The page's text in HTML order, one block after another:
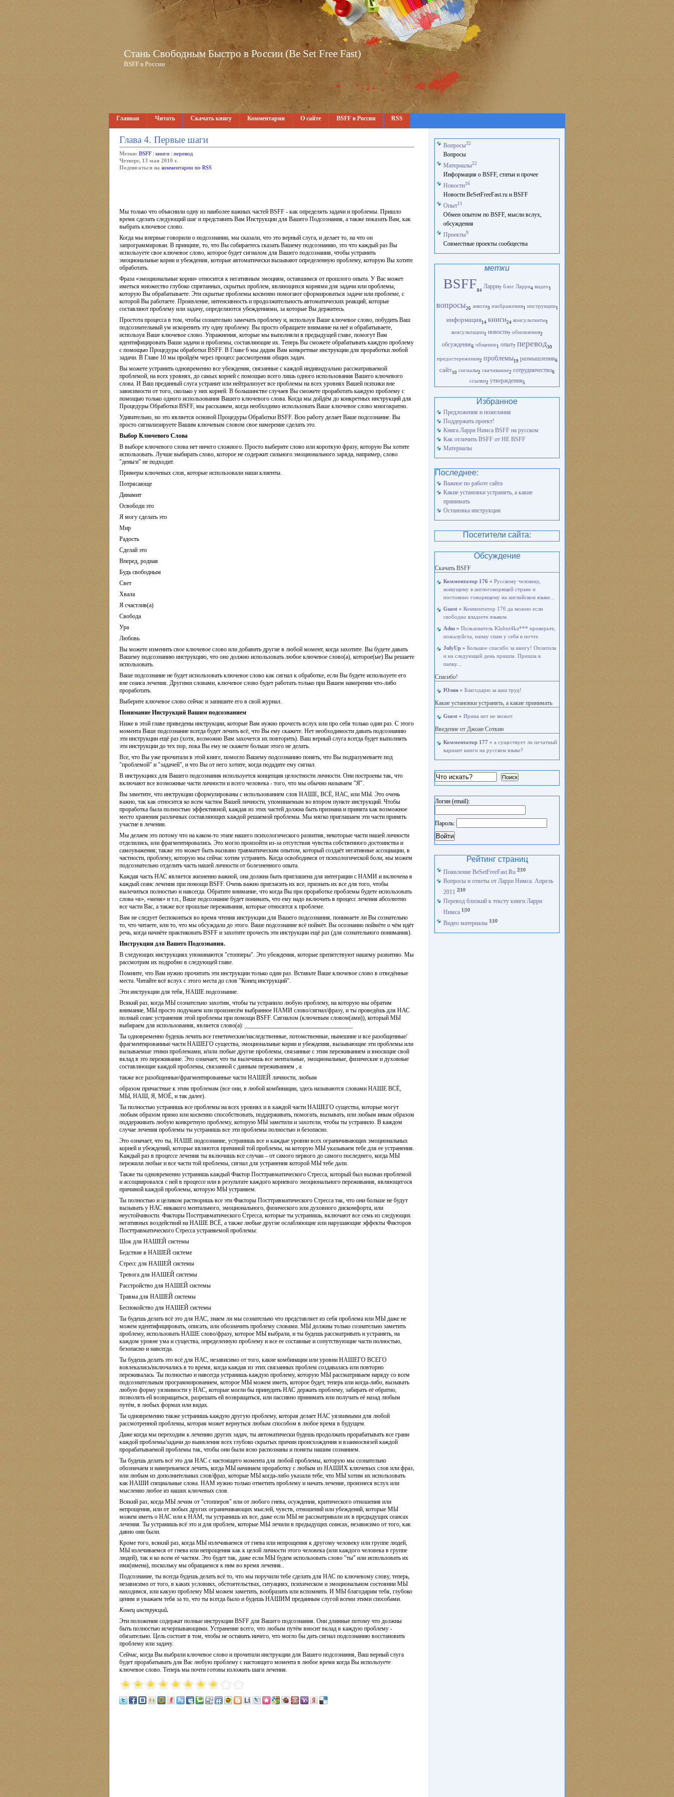
Стань Свободным Быстро в России (Be Set Free Fast)
BSFF в России
Главная Читать Скачать книгу Комментарии О сайте BSFF в России RSS
Глава 4. Первые шаги
Метки: BSFF книги
перевод
Четверг, 13 мая 2010 г.
Подписаться на комментарии по RSS
Мы только что объяснили одну из наиболее важных частей BSFF - как определять задачи и проблемы. Пришло
время сделать следующий шаг и представить Вам Инструкции для Вашего Подсознания, а также показать Вам, как
выбрать ключевое слово.
Когда мы впервые говорили о подсознании, мы сказали, что это верный слуга, и делает то, на что он
запрограммирован. В принципе, то, что Вы собираетесь сказать Вашему подсознанию, это что каждый раз Вы
используете свое ключевое слово, которое будет сигналом для Вашего подсознания, чтобы устранить
эмоциональные корни и убеждения, которые автоматически вызывают определенную проблему, которую Вы хотите
обработать.
Фраза «эмоциональные корни» относится к негативным эмоциям, оставшимся от прошлого опыта. У Вас может
иметься множество глубоко спрятанных, скрытых проблем, являющихся корнями для задачи или проблемы,
которую Вы обрабатываете. Эти скрытые проблемы косвенно помогают сформироваться задаче или проблеме, с
которой Вы работаете. Проявление, интенсивность и продолжительность автоматических реакций, которые
составляют проблему или задачу, определяются убеждениями, за которые Вы держитесь.
Простота процесса в том, чтобы сознательно замечать проблему и, используя Ваше ключевое слово, побудить Ваш
подсознательный ум искоренить эту одну проблему. Вы просто обращаете внимание на неё и обрабатываете,
используя Ваше ключевое слово. Упражнения, которые мы выполняли в предыдущей главе, помогут Вам
идентифицировать Ваши задачи и проблемы, составляющие их. Теперь Вы сможете обрабатывать каждую проблему
с помощью Процедуры обработки BSFF. В Главе 6 мы дадим Вам конкретные инструкции для проработки любой
задачи. В Главе 10 мы пройдём через процесс рассмотрения общих задач.
Вы можете устранить одновременно все убеждения, связанные с каждой индивидуально рассматриваемой
проблемой, на всех уровнях, до самых корней с помощью всего лишь одного использования Вашего ключевого
слова. И Ваш преданный слуга устранит или нейтрализует все проблемы на всех уровнях Вашей психики вне
зависимости от того, сколько у них корней. В большинстве случаев Вы сможете проработать каждую проблему с
помощью только одного использования Вашего ключевого слова. Когда мы дойдём до конкретных инструкций для
Процедуры Обработки BSFF, мы расскажем, когда необходимо использовать Ваше ключевое слово многократно.
Удивительно, но это является основой Процедуры Обработки BSFF. Всю работу делает Ваше подсознание. Вы
просто сигнализируете Вашим ключевым словом свое намерение сделать это.
Выбор Ключевого Слова
В выборе ключевого слова нет ничего сложного. Просто выберите слово или короткую фразу, которую Вы хотите
использовать. Лучше выбирать слово, которое не содержит сильного эмоционального заряда, например, слово
"деньги" не подходит.
Примеры ключевых слов, которые использовали наши клиенты.
Потрясающе
Динамит
Освободи это
Я могу сделать это
Мир
Радость
Сделай это
Вперед, родная
Будь свободным
Свет
Хвала
Я счастлив(а)
Свобода
Ура
Любовь
Вы можете изменить свое ключевое слово или добавить другие в любой момент, когда захотите. Вы будете давать
Вашему подсознанию инструкцию, что оно должно использовать любое ключевое слово(а), которое(ые) Вы решаете
использовать.
Ваше подсознание не будет использовать ключевое слово как сигнал к обработке, если Вы будете используете его
вне сеанса лечения. Другими словами, ключевое слово будет работать только при Вашем намерении что-либо
проработать.
Выберите ключевое слово сейчас и запишите его в свой журнал.
Понимание Инструкций Вашим подсознанием
Ниже в этой главе приведены инструкции, которые Вам нужно прочесть вслух или про себя только один раз. С этого
момента Ваше подсознание всегда будет лечить всё, что Вы ему скажете. Нет необходимости давать подсознанию
эти инструкции ещё раз (хотя, возможно Вам захочется их повторить). Ваш верный слуга всегда будет выполнять
эти инструкции до тех пор, пока Вы ему не скажете больше этого не делать.
Все, что Вы уже прочитали в этой книге, помогло Вашему подсознанию понять, что Вы подразумеваете под
"проблемой" и "задачей", и что Вы от него хотите, когда подадите ему сигнал.
В инструкциях для Вашего подсознания используется концепция целостности личности. Они построены так, что
включают все возможные части личности и всего человека - того, что мы обычно называем "Я".
Вы заметите, что инструкции сформулированы с использованием слов НАШЕ, ВСЁ, НАС, или МЫ. Это очень
важно, так как относится ко всем частям Вашей личности, упоминаемым во втором пункте инструкций. Чтобы
проработка была полностью эффективной, каждая из этих частей должна быть признана и принята как возможное
место хранения различных составляющих каждой решаемой проблемы. Мы мягко приглашаем эти части принять
участие в лечении.
Мы делаем это потому что на каком-то этапе нашего психологического развития, некоторые части нашей личности
отделились, или фрагментировались. Это могло произойти из-за отсутствия чувства собственного достоинства и
самоуважения; также это может быть вызвано травматическим опытом, который создаёт негативные ассоциации, в
частности, проблему, которую мы сейчас хотим устранить. Когда освободимся от психологической боли, мы можем
подсознательно отделить часть нашей личности от болезненного опыта.
Каждая часть НАС является жизненно важной, она должна быть приглашена для интеграции с НАМИ и включена в
каждый сеанс лечения при помощи BSFF. Очень важно пригласить их все, признать их все для того, чтобы
вылечиться полностью и навсегда. Обратите внимание, что когда Вы при проработке проблемы будете использовать
слова «я», «меня» и т.п., Ваше подсознание будет понимать, что ему надо включить в процесс лечения абсолютно
все части Вас, а также все прошлые переживания, которые относятся к проблеме.
Вам не следует беспокоиться во время чтения инструкции для Вашего подсознания, понимаете ли Вы сознательно
то, что читаете, или то, что мы обсуждали до этого. Ваше подсознание всё поймёт. Вы осознанно поймёте о чём идёт
речь, когда начнёте практиковать BSFF и захотите прочесть эти инструкции ещё раз (для сознательного понимания).
Инструкции для Вашего Подсознания.
В следующих инструкциях упоминаются "стопперы". Это убеждения, которые препятствуют нашему развитию. Мы
рассмотрим их подробно в следующей главе.
Помните, что Вам нужно прочитать эти инструкции только один раз. Вставьте Ваше ключевое слово в отведённые
места. Читайте всё вслух с этого места до слов "Конец инструкций".
Эти инструкции для тебя, НАШЕ подсознание.
Всякий раз, когда МЫ сознательно захотим, чтобы ты устранило любую проблему, на которую мы обратим
внимание, МЫ просто подумаем или произнесём выбранное НАМИ слово/сигнал/фразу, и ты проведёшь для НАС
полный сеанс устранения этой проблемы при помощи BSFF. Сигналом (ключевым словом(ами)), который МЫ
выбираем для использования, является слово(а): ____________________________________
Ты одновременно будешь лечить все генетические/наследственные, потомственные, нынешние и все разобщенные/
фрагментированные части НАШЕГО существа, эмоциональные корни и убеждения, вызывающие эти проблемы или
вызываемые этими проблемами, и/или любые другие проблемы, связанные с этим переживанием и вносящие свой
вклад в это переживание. Это означает, что ты вылечишь все ментальные, эмоциональные, физические и духовные
составляющие каждой проблемы, связанной с данным переживанием , а
также все разобщенные/фрагментированные части НАШЕЙ личности, любым
образом причастные к этим проблемам (все они, в любой комбинации, здесь называются словами НАШЕ ВСЁ,
МЫ, НАШ, Я, МОЁ, и так далее).
Ты полностью устранишь все проблемы на всех уровнях и в каждой части НАШЕГО существа, которые могут
любым образом прямо или косвенно способствовать, поддерживать, помогать, вызывать, или любым иным образом
поддерживать любую конкретную проблему, которую МЫ заметили и захотели, чтобы ты устранило. В каждом
случае лечения проблемы ты устранишь все эти проблемы полностью и безопасно.
Это означает, что ты, НАШЕ подсознание, устранишь все и каждые уровни всех ограничивающих эмоциональных
корней и убеждений, которые являются причиной той проблемы, на которую МЫ указываем тебе для ее устранения.
Каждый раз в процессе лечения ты включишь все случаи – от самого первого до самого последнего, когда МЫ
пережили любые и все части той проблемы, сигнал для устранения которой МЫ тебе дали.
Также ты одновременно устранишь каждый Фактор Посттравматического Стресса, который был вызван проблемой
и ассоциировался с ней в процессе или в результате каждого корневого эмоционального переживания, являющегося
причиной каждой проблемы, которую МЫ устраняем.
Ты полностью и целиком растворишь все эти Факторы Посттравматического Стресса так, что они больше не будут
вызывать у НАС никакого ментального, эмоционального, физического или духовного дискомфорта, или
неустойчивости. Факторы Посттравматического Стресса, которые ты устранишь, включают все семь из следующих
негативных воздействий на НАШЕ ВСЁ, а также любые другие ослабляющие или нарушающие эффекты Факторов
Посттравматического Стресса устраняемой проблемы:
Шок для НАШЕЙ системы
Бедствие в НАШЕЙ системе
Стресс для НАШЕЙ системы
Тревога для НАШЕЙ системы
Расстройство для НАШЕЙ системы
Травма для НАШЕЙ системы
Беспокойство для НАШЕЙ системы
Ты будешь делать всё это для НАС, знаем ли мы сознательно что представляет из себя проблема или МЫ даже не
можем идентифицировать, описать, или обозначить проблему словами. МЫ должны только сознательно заметить
проблему, использовать НАШЕ слово/фразу, которое МЫ выбрали, и ты будешь рассматривать и устранять, на
каждом уровне ума и существа, определенную проблему и все ее составные и сопутствующие части полностью,
безопасно и навсегда.
Ты будешь делать это всё для НАС, независимо от того, какие комбинации или уровни НАШЕГО ВСЕГО
вовлекались/включались в то время, когда каждая из этих связанных проблем создавалась или повторно
переживалась. Ты полностью и навсегда устранишь каждую проблему, которую МЫ рассматриваем наряду со всем
подсознательным программированием, которое МЫ можем иметь, которое будет, теперь или когда-либо, вызывать
любую форму уязвимости у НАС, которые могли бы принудить НАС держать проблему, забирать её обратно,
позволять ей возвращаться, разрешать ей возвращаться, или пассивно принимать или получать её назад любым
путём, в любых формах или видах.
Ты одновременно также устранишь каждую другую проблему, которая делает НАС уязвимыми для любой
рассмотренной проблемы, которая может вернуться любым способом в любое время в будущем.
Даже когда мы переходим к лечению других задач, ты автоматически будешь продолжать прорабатывать все грани
каждой проблемы/задачи до выявления всех глубоко скрытых причин происхождения и взаимосвязей каждой
прорабатываемой проблемы так, чтобы они были ясно распознаны и поняты нашим сознанием.
Ты будешь делать всё это для НАС с настоящего момента для любой проблемы, которую мы сознательно
обозначаем и намереваемся лечить, когда МЫ начинаем проработку с любым из НАШИХ ключевых слов или фраз,
или любым из дополнительных слов/фраз, которые МЫ когда-либо указали тебе, что МЫ хотим их использовать
как НАШИ специальные слова. НАМ нужно только отметить проблему и начать лечение, произнеся вслух или
мысленно любое из наших ключевых слов.
Всякий раз, когда МЫ лечим от "стопперов" или от любого гнева, осуждения, критического отношения или
непрощения, или от любых других ограничивающих мыслей, чувств, отношений или убеждений, которые МЫ
можем иметь о НАС или к НАМ, ты устранишь их все, даже если МЫ не рассматривали их в предыдущих сеансах
лечения. Ты устранишь всё это и для проблем, которые МЫ лечили в предыдущих сеансах, независимо от того, как
давно они были.
Кроме того, всякий раз, когда МЫ излечиваемся от гнева или непрощения к другому человеку или группе людей,
МЫ излечиваемся от гнева или непрощения как к целой личности этого человека (или каждого человека в группе
людей), так и ко всем её частям. Это будет так, даже если МЫ будем использовать слово "ты" или использовать их
имя(имена), поскольку мы обращаемся к ним во время лечения..
Подсознание, ты всегда будешь делать всё то, что мы поручили тебе сделать для НАС по ключевому слову, теперь,
независимо от того, в каких условиях, обстоятельствах, ситуациях, психическом и эмоциональном состоянии МЫ
находимся, или какую проблему МЫ можем заметить, вообразить или вспомнить. И МЫ благодарим тебя, глубоко
ценим и уважаем тебя за то, что ты всегда было и будешь НАШИМ преданным слугой всеми этими способами.
Конец инструкций.
Эти положения содержат полные инструкции BSFF для Вашего подсознания. Они длинные потому что должны
быть полностью исчерпывающими. Устранение всего, что любым путём вносит вклад в каждую проблему -
обязательно. Цель состоит в том, чтобы не оставить ничего, что могло бы дать сигнал подсознанию восстановить
проблему или задачу.
Сейчас, когда Вы выбрали ключевое слово и прочитали инструкции для Вашего подсознания, Ваш верный слуга
будет прорабатывать для Вас любую проблему с настоящего момента в любое время когда Вы используете
ключевое слово. Теперь мы почти готовы изложить шаги лечения.
Вопросы32
Вопросы
Материалы22
Информация о BSFF, статьи и прочее
Новости16
Новости BeSetFreeFast.ru и BSFF
Опыт11
Обмен опытом по BSFF, мысли вслух,
обсуждения
Проекты9
Совместные проекты сообщества
метки
BSFF84
Ларри7 блог Ларри4 видео 1
вопросы26 зевота3 изображения1 инструкции1
информация14 книги24 консультанты1
консультации1 новости7 обновления2
обсуждение6 общение1 опыт7 перевод30
предостережения2 проблемы19 размышления6
сайт10 сигналы2 скачивание2 сотрудничество6
ссылки2 утверждения5
Избранное
Предложения и пожелания
Поддержать проект!
Книга Ларри Нимса BSFF на русском
Как отличить BSFF от НЕ BSFF
Материалы
Последнее:
Важное по работе сайта
Какие установки устранять, а какие
принимать
Остановка инструкции
Посетители сайта:
Обсуждение
Скачать BSFF
Комментатор 176 » Русскому человеку,
живущему в англоговорящей стране и
постоянно говорящему на английском языке...
Guest » Комментатор 176 да можно если
свободно владеете языком.
Adm » Пользователь Klubni4ka*** проверьте,
пожалуйста, папку спам у себя в почте.
JulyUp » Большое спасибо за книгу! Оплатила
и на следующий день пришла. Пришла в
папку...
Спасибо!
Юлия » Благодарю за ваш труд!
Какие установки устранять, а какие принимать
Guest » Ирина нет не может.
Введение от Джоан Соткин
Комментатор 177 » а существует ли печатный
вариант книги на русском языке?
Поиск
Логин (email):
Пароль:
Войти
Рейтинг страниц
Появление BeSetFreeFast.Ru 2|10
Вопросы и ответы от Ларри Нимса. Апрель
2011 2|10
Перевод близкий к тексту книги Ларри
Нимса 1|10
Видео материалы 1|10